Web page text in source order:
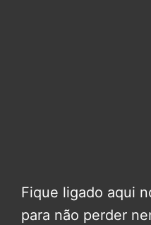
Fique ligado aqui
para não perder